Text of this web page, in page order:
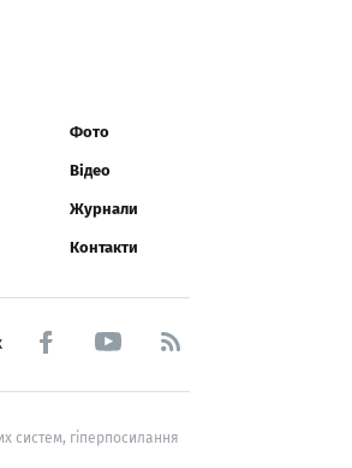
Фото
Відео
Журнали
Контакти
систем, гіперпосилання